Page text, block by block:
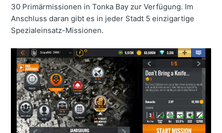
30 Primärmissionen in Tonka Bay zur Verfügung. Im
Anschluss daran gibt es in jeder Stadt 5 einzigartige
Spezialeinsatz-Missionen.